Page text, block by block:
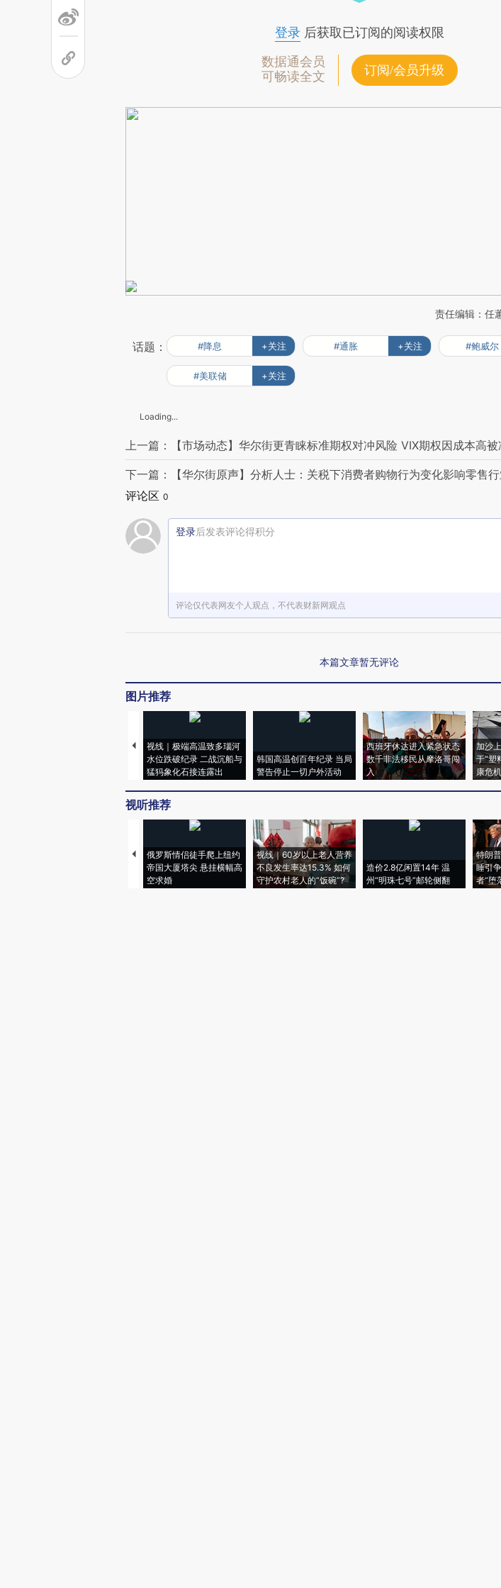
登录后获取已订阅的阅读权限
数据通会员
可畅读全文
订阅/会员升级
责任编辑：任
话题： #降息 +关注 #通胀 +关注 #鲍威尔
#美联储 +关注
Loading...
上一篇：【市场动态】华尔街更青睐标准期权对冲风险 VIX期权因成本高被
下一篇：【华尔街原声】分析人士：关税下消费者购物行为变化影响零售
评论区 0
登录后发表评论得积分
评论仅代表网友个人观点，不代表财新网观点
本篇文章暂无评论
图片推荐
视线｜极端高温致多瑙河
水位跌破纪录 二战沉船与
猛犸象化石接连露出
韩国高温创百年纪录 当局
警告停止一切户外活动
西班牙休达进入紧急状态
数千非法移民从摩洛哥闯
入
加沙
于“塑
康危机
视听推荐
俄罗斯情侣徒手爬上纽约
帝国大厦塔尖 悬挂横幅高
空求婚
视线｜60岁以上老人营养
不良发生率达15.3% 如何
守护农村老人的“饭碗”?
造价2.8亿闲置14年 温
州“明珠七号”邮轮侧翻
特朗
睡引
者“堕